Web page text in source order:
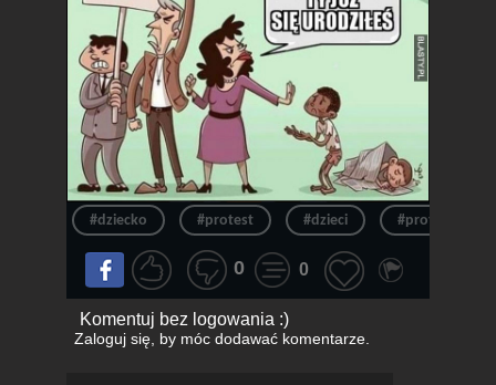
#dziecko #protest #dzieci #protesty
0 0
Komentuj bez logowania :)
Zaloguj się, by móc dodawać komentarze.